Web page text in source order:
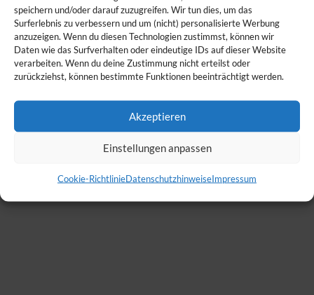
speichern und/oder darauf zuzugreifen. Wir tun dies, um das
Surferlebnis zu verbessern und um (nicht) personalisierte Werbung
anzuzeigen. Wenn du diesen Technologien zustimmst, können wir
Daten wie das Surfverhalten oder eindeutige IDs auf dieser Website
verarbeiten. Wenn du deine Zustimmung nicht erteilst oder
zurückziehst, können bestimmte Funktionen beeinträchtigt werden.
Akzeptieren
Einstellungen anpassen
Cookie-RichtlinieDatenschutzhinweiseImpressum